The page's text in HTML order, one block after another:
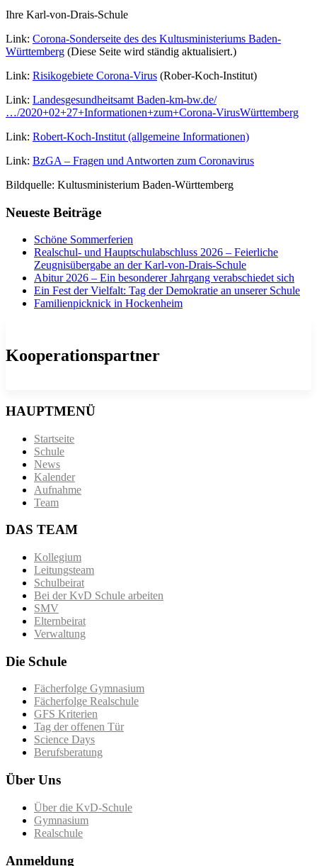
Ihre Karl-von-Drais-Schule
Link: Corona-Sonderseite des des Kultusministeriums Baden-
Württemberg (Diese Seite wird ständig aktualisiert.)
Link: Risikogebiete Corona-Virus (Rober-Koch-Institut)
Link: Landesgesundheitsamt Baden-km-bw.de/
…/2020+02+27+Informationen+zum+Corona-VirusWürttemberg
Link: Robert-Koch-Institut (allgemeine Informationen)
Link: BzGA – Fragen und Antworten zum Coronavirus
Bildquelle: Kultusministerium Baden-Württemberg
Neueste Beiträge
Schöne Sommerferien
Realschul- und Hauptschulabschluss 2026 – Feierliche
Zeugnisübergabe an der Karl-von-Drais-Schule
Abitur 2026 – Ein besonderer Jahrgang verabschiedet sich
Ein Fest der Vielfalt: Tag der Demokratie an unserer Schule
Familienpicknick in Hockenheim
Kooperationspartner
HAUPTMENÜ
Startseite
Schule
News
Kalender
Aufnahme
Team
DAS TEAM
Kollegium
Leitungsteam
Schulbeirat
Bei der KvD Schule arbeiten
SMV
Elternbeirat
Verwaltung
Die Schule
Fächerfolge Gymnasium
Fächerfolge Realschule
GFS Kriterien
Tag der offenen Tür
Science Days
Berufsberatung
Über Uns
Über die KvD-Schule
Gymnasium
Realschule
Anmeldung